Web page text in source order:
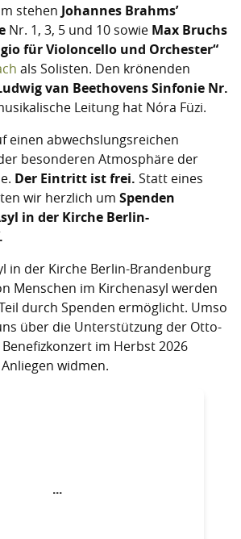
stehen Johannes Brahms’
Nr. 1, 3, 5 und 10 sowie Max Bruchs
für Violoncello und Orchester“
als Solisten. Den krönenden
van Beethovens Sinfonie Nr.
Leitung hat Nóra Füzi.
einen abwechslungsreichen
besonderen Atmosphäre der
Der Eintritt ist frei. Statt eines
wir herzlich um Spenden
in der Kirche Berlin-
in der Kirche Berlin-Brandenburg
Menschen im Kirchenasyl werden
durch Spenden ermöglicht. Umso
über die Unterstützung der Otto-
im Herbst 2026
widmen.